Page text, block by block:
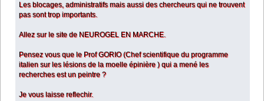
Les blocages, administratifs mais aussi des chercheurs qui ne trouvent
pas sont trop importants.
Allez sur le site de NEUROGEL EN MARCHE.
Pensez vous que le Prof GORIO (Chef scientifique du programme
italien sur les lésions de la moelle épinière ) qui a mené les
recherches est un peintre ?
Je vous laisse reflechir.